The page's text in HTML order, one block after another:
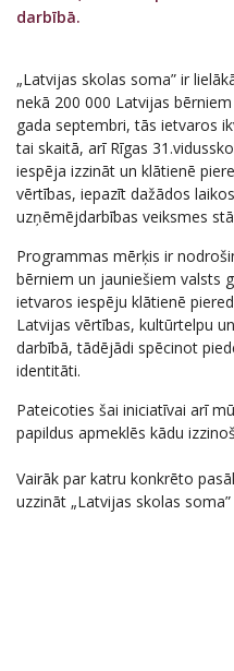
darbībā.
„Latvijas skolas soma” ir
nekā 200 000 Latvijas
gada septembri, tās ietvaros
tai skaitā, arī Rīgas
iespēja izzināt un klātienē
vērtības, iepazīt dažādos
uzņēmējdarbības veiksmes
Programmas mērķis ir
bērniem un jauniešiem valsts
ietvaros iespēju klātienē
Latvijas vērtības, kultūrtelpu
darbībā, tādējādi spēcinot
identitāti.
Pateicoties šai iniciatīvai arī
papildus apmeklēs kādu
Vairāk par katru konkrēto
uzzināt „Latvijas skolas